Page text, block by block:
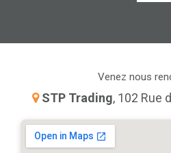
Venez nous
STP Trading, 102 Rue